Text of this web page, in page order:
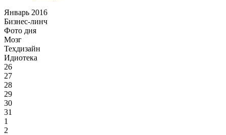
Январь 2016
Бизнес-линч
Фото дня
Мозг
Техдизайн
Идиотека
26
27
28
29
30
31
1
2